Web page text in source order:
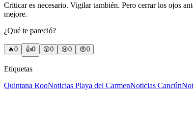
Criticar es necesario. Vigilar también. Pero cerrar los ojos
mejore.
¿Qué te pareció?
🔥0 👍0 😲0 😢0 😠0
Etiquetas
Quintana RooNoticias Playa del CarmenNoticias Cancún